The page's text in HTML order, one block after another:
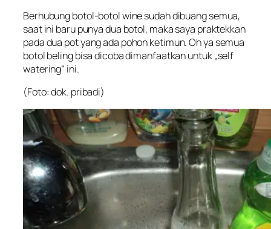
Berhubung botol-botol wine sudah dibuang semua,
saat ini baru punya dua botol, maka saya praktekkan
pada dua pot yang ada pohon ketimun. Oh ya semua
botol beling bisa dicoba dimanfaatkan untuk „self
watering“ ini.
(Foto: dok. pribadi)